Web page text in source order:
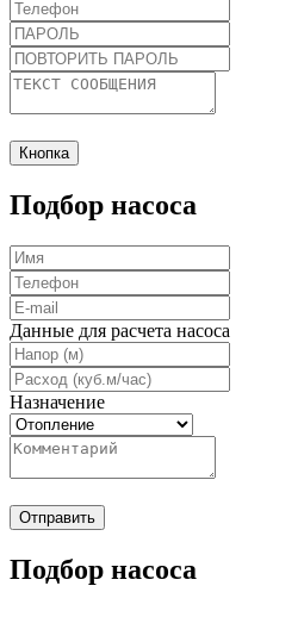
Кнопка
Подбор насоса
Данные для расчета насоса
Назначение
Отправить
Подбор насоса